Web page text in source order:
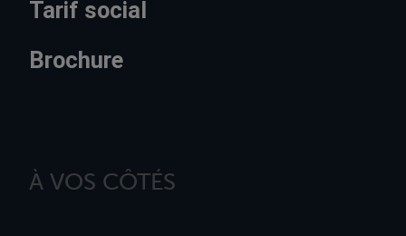
Tarif social
Brochure
À VOS CÔTÉS